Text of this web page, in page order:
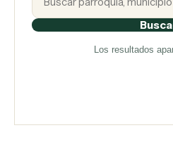
Los resultados